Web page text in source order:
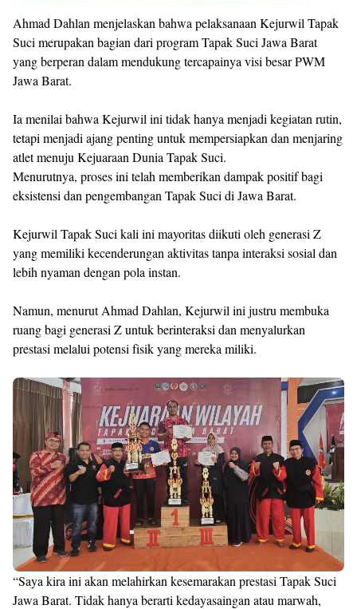
Ahmad Dahlan menjelaskan bahwa pelaksanaan Kejurwil Tapak
Suci merupakan bagian dari program Tapak Suci Jawa Barat
yang berperan dalam mendukung tercapainya visi besar PWM
Jawa Barat.
Ia menilai bahwa Kejurwil ini tidak hanya menjadi kegiatan rutin,
tetapi menjadi ajang penting untuk mempersiapkan dan menjaring
atlet menuju Kejuaraan Dunia Tapak Suci.
Menurutnya, proses ini telah memberikan dampak positif bagi
eksistensi dan pengembangan Tapak Suci di Jawa Barat.
Kejurwil Tapak Suci kali ini mayoritas diikuti oleh generasi Z
yang memiliki kecenderungan aktivitas tanpa interaksi sosial dan
lebih nyaman dengan pola instan.
Namun, menurut Ahmad Dahlan, Kejurwil ini justru membuka
ruang bagi generasi Z untuk berinteraksi dan menyalurkan
prestasi melalui potensi fisik yang mereka miliki.
“Saya kira ini akan melahirkan kesemarakan prestasi Tapak Suci
Jawa Barat. Tidak hanya berarti kedayasaingan atau marwah,